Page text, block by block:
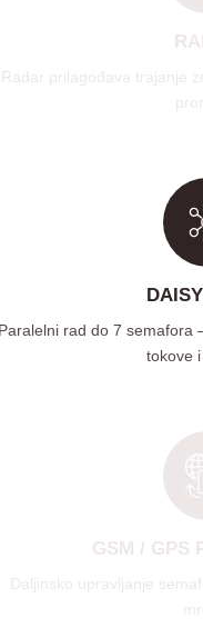
Radar prilagođava trajanje
Paralelni rad do 7 semafora
tokove
GSM / GPS
Daljinsko upravljanje